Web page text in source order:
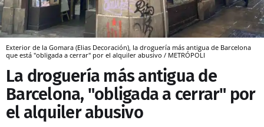
Exterior de la Gomara (Elias Decoración), la droguería más antigua de Barcelona
que está "obligada a cerrar" por el alquiler abusivo / METRÓPOLI
La droguería más antigua de
Barcelona, "obligada a cerrar" por
el alquiler abusivo